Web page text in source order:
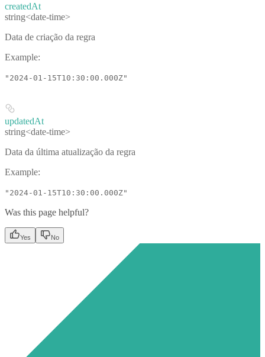
createdAt
string<date-time>
Data de criação da regra
Example:
"2024-01-15T10:30:00.000Z"
updatedAt
string<date-time>
Data da última atualização da regra
Example:
"2024-01-15T10:30:00.000Z"
Was this page helpful?
Yes No